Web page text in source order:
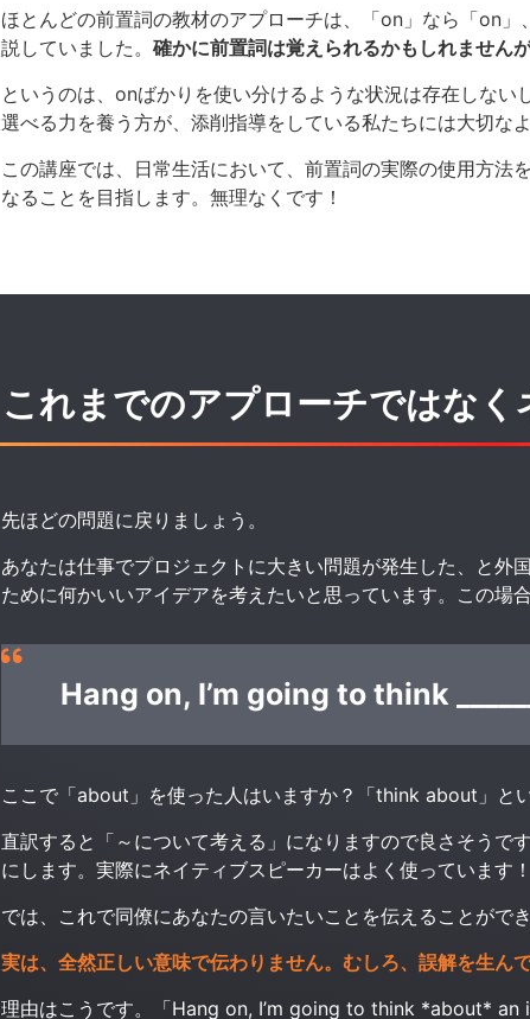
ほとんどの前置詞の教材のアプローチは、「on」なら「on
説していました。 確かに前置詞は覚えられるかもしれません
というのは、onばかりを使い分けるような状況は存在しな
選べる力を養う方が、添削指導をしている私たちには大切な
この講座では、日常生活において、前置詞の実際の使用方法
なることを目指します。無理なくです！
これまでのアプローチではなく
先ほどの問題に戻りましょう。
あなたは仕事でプロジェクトに大きい問題が発生した、と外
ために何かいいアイデアを考えたいと思っています。
この場
Hang on, I’m going to think
ここで「about」を使った人はいますか？「think about」と
直訳すると「～について考える」になりますので良さそうで
にします。実際にネイティブスピーカーはよく使っています！
では、これで同僚にあなたの言いたいことを伝えることがで
実は、全然正しい意味で伝わりません。 むしろ、誤解を生ん
理由はこうです。
「Hang on, I’m going to think *about* an